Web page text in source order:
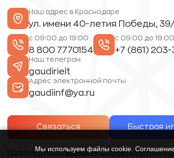
Наш адрес в Краснодаре
ул. имени 40-летия Победы, 39/
с 09:00 до 19:00
8 800 7770154
с 09:00 до 19:00
+7 (861)
Наш телеграм
gaudirielt
Адрес электронной почты
gaudiinf@ya.ru
Связаться Быстрая
Политика использования Cookie.Политика
Мы используем файлы cookie.